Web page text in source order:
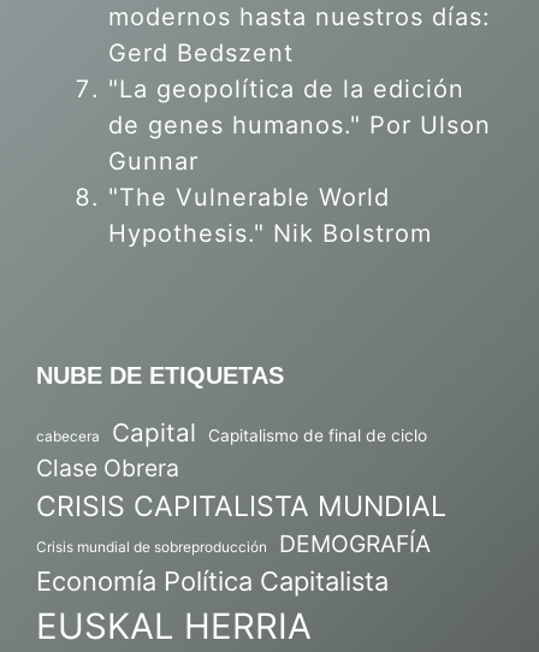
modernos hasta nuestros días:
Gerd Bedszent
"La geopolítica de la edición
de genes humanos." Por Ulson
Gunnar
"The Vulnerable World
Hypothesis." Nik Bolstrom
NUBE DE ETIQUETAS
cabecera Capital Capitalismo de final de ciclo
Clase Obrera
CRISIS CAPITALISTA MUNDIAL
Crisis mundial de sobreproducción DEMOGRAFÍA
Economía Política Capitalista
EUSKAL HERRIA